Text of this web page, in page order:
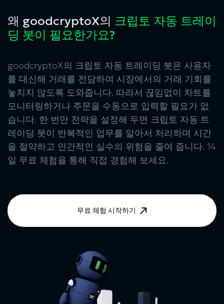
왜 goodcryptoX의 크립토 자동 트레이
딩 봇이 필요한가요?
goodcryptoX의 크립토 자동 트레이딩 봇은 사용자
를 대신해 거래를 전담하여 시장에서의 거래 기회를
놓치지 않도록 도와줍니다. 따라서 끊임없이 차트를
모니터링하거나 주문을 수동으로 입력할 필요가 없
습니다. 한 번만 전략을 설정해 두면 크립토 자동 트
레이딩 봇이 반복적인 업무를 알아서 처리하며 시간
을 절약하고 인간적인 실수의 위험을 줄여 줍니다. 14
일 무료 체험을 통해 직접 경험해 보세요.
무료 체험 시작하기